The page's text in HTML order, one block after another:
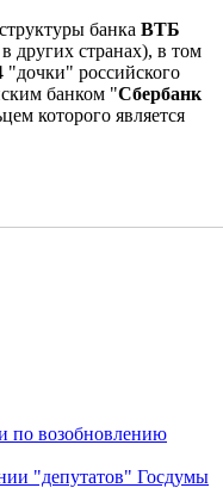
банка ВТБ
других странах), в том
российского
банком "Сбербанк
которого является
по возобновлению
"депутатов" Госдумы